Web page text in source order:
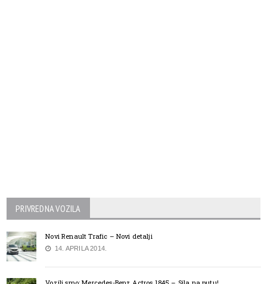
PRIVREDNA VOZILA
Novi Renault Trafic – Novi detalji
14. APRILA 2014.